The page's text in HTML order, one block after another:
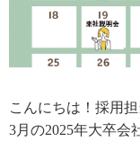
こんにちは！採用
3月の2025年大卒会